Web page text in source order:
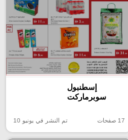
إسطنبول
سوبرماركت
17 صفحات تم النشر في يونيو 10